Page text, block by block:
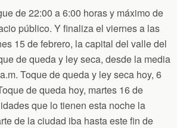
de 22:00 a 6:00 horas y máximo de
público. Y finaliza el viernes a las
15 de febrero, la capital del valle del
de queda y ley seca, desde la media
Toque de queda y ley seca hoy, 6
de queda hoy, martes 16 de
que lo tienen esta noche la
de la ciudad iba hasta este fin de